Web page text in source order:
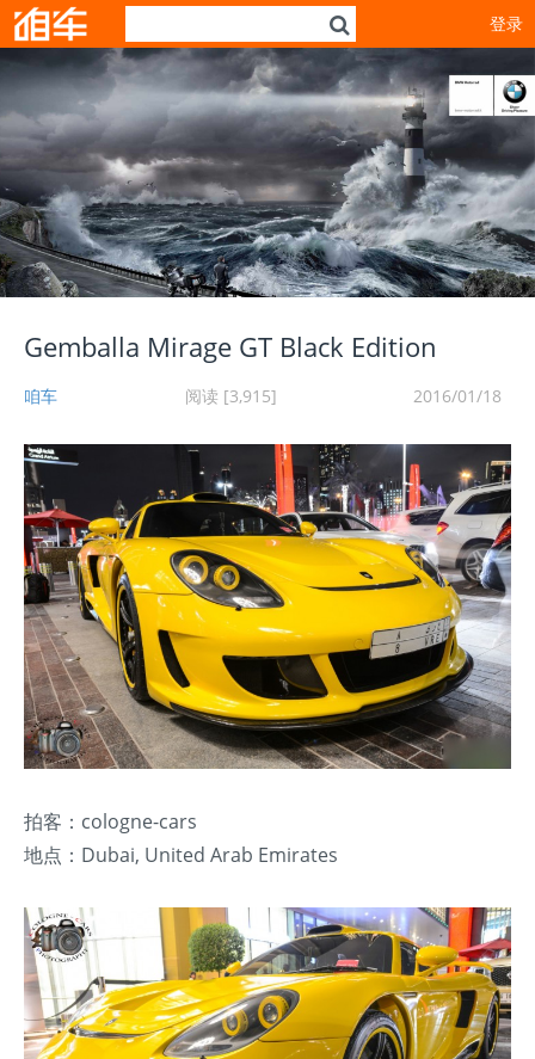
登录
Gemballa Mirage GT Black Edition
咱车 阅读 [3,915] 2016/01/18
拍客：cologne-cars
地点：Dubai, United Arab Emirates